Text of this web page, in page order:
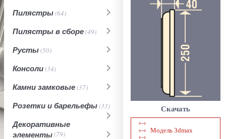
Пилястры(64)
Пилястры в сборе(49)
Русты(50)
Консоли(34)
Камни замковые(37)
Розетки и барельефы(33)
Декоративные
элементы(79)
Скачать
Модель 3dmax